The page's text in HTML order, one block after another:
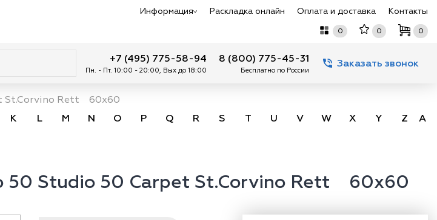
Информация Раскладка онлайн Оплата и доставка Контакты
0 0 0
+7 (495) 775-58-94
Пн. - Пт. 10:00 - 20:00, Вых до 18:00
8 (800) 775-45-31
Бесплатно по России
Заказать звонок
St.Corvino Rett 60x60
K L M N O P Q R S T U V W X Y Z А -
50 Studio 50 Carpet St.Corvino Rett 60x60